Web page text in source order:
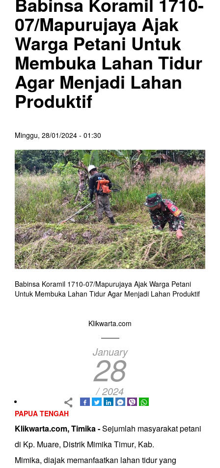
07/Mapurujaya Ajak
Warga Petani Untuk
Membuka Lahan Tidur
Agar Menjadi Lahan
Produktif
Minggu, 28/01/2024 - 01:30
Babinsa Koramil 1710-07/Mapurujaya Ajak Warga Petani
Untuk Membuka Lahan Tidur Agar Menjadi Lahan Produktif
Klikwarta.com
January
28
/ 2024
PAPUA TENGAH
Klikwarta.com,Timika-Sejumlah masyarakat petani
di Kp. Muare, Distrik Mimika Timur, Kab.
Mimika, diajak memanfaatkan lahan tidur yang